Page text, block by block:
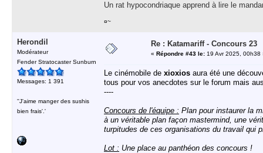
Un rat hypocondriaque apprend à lire le
¤~
Herondil
Modérateur
Fender Stratocaster Sunburn
Messages: 1 391
''J'aime manger des sushis
bien frais'.'
Re : Katamariff - Concours 23
« Répondre #43 le: 19 Avr 2025, 00h38
Le cinémobile de xioxios aura été une
tous pour vos anecdotes sur le forum mais
----
Concours de l'équipe : Plan pour instaurer la
à un véritable plan façon mastermind, une
turpitudes de ces organisations du travail qui
Lot : Une place au panthéon des concours !